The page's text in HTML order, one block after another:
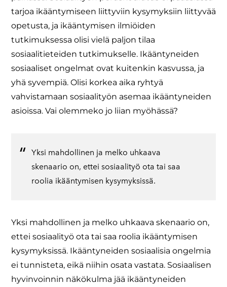
tarjoa ikääntymiseen liittyviin kysymyksiin liittyvää
opetusta, ja ikääntymisen ilmiöiden
tutkimuksessa olisi vielä paljon tilaa
sosiaalitieteiden tutkimukselle. Ikääntyneiden
sosiaaliset ongelmat ovat kuitenkin kasvussa, ja
yhä syvempiä. Olisi korkea aika ryhtyä
vahvistamaan sosiaalityön asemaa ikääntyneiden
asioissa. Vai olemmeko jo liian myöhässä?
Yksi mahdollinen ja melko uhkaava
skenaario on, ettei sosiaalityö ota tai saa
roolia ikääntymisen kysymyksissä.
​Yksi mahdollinen ja melko uhkaava skenaario on,
ettei sosiaalityö ota tai saa roolia ikääntymisen
kysymyksissä. Ikääntyneiden sosiaalisia ongelmia
ei tunnisteta, eikä niihin osata vastata. Sosiaalisen
hyvinvoinnin näkökulma jää ikääntyneiden